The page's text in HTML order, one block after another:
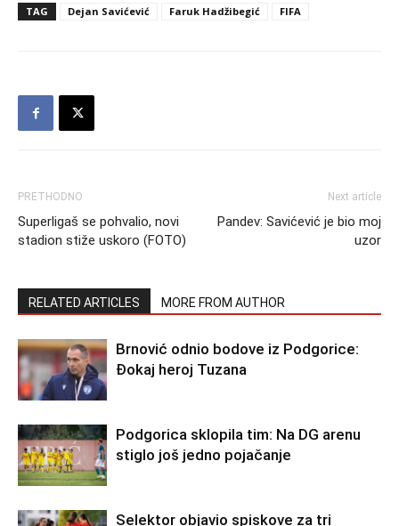
TAG Dejan Savićević Faruk Hadžibegić FIFA
PRETHODNO
Superligaš se pohvalio, novi
stadion stiže uskoro (FOTO)
Next article
Pandev: Savićević je bio moj
uzor
RELATED ARTICLES MORE FROM AUTHOR
Brnović odnio bodove iz Podgorice:
Đokaj heroj Tuzana
Podgorica sklopila tim: Na DG arenu
stiglo još jedno pojačanje
Selektor objavio spiskove za tri